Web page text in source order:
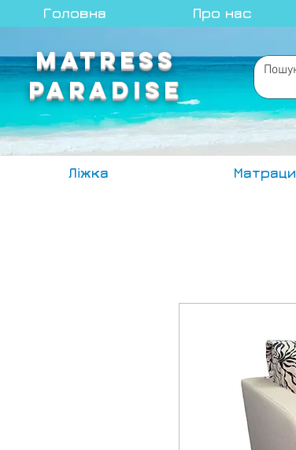
Головна Про нас
MATRESS
PARADISE
Ліжка Матраци